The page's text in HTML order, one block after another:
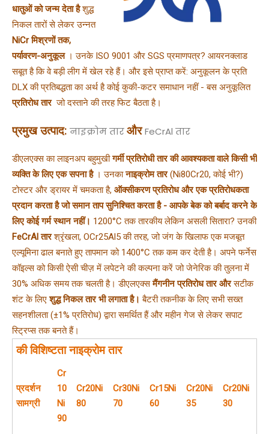
धातुओं को जन्म देता है शुद्ध
निकल तारों से लेकर उन्नत
NiCr मिश्रणों तक,
पर्यावरण-अनुकूल । उनके ISO 9001 और SGS प्रमाणपत्र? आयरनक्लाड
सबूत है कि वे बड़ी लीग में खेल रहे हैं। और इसे प्राप्त करें: अनुकूलन के प्रति
DLX की प्रतिबद्धता का अर्थ है कोई कुकी-कटर समाधान नहीं - बस अनुकूलित
प्रतिरोध तार जो दस्ताने की तरह फिट बैठता है।
प्रमुख उत्पाद: नाइक्रोम तारऔरFeCrAl तार
डीएलएक्स का लाइनअप बहुमुखीगर्मी प्रतिरोधी तार की आवश्यकता वाले किसी भी
व्यक्ति के लिए एक सपना है । उनकानाइक्रोम तार(Ni80Cr20, कोई भी?)
टोस्टर और ड्रायर में चमकता है, ऑक्सीकरण प्रतिरोध और एक प्रतिरोधकता
प्रदान करता है जो समान ताप सुनिश्चित करता है - आपके बेक को बर्बाद करने के
लिए कोई गर्म स्थान नहीं। 1200°C तक तारकीय लेकिन असली सितारा? उनकी
FeCrAl तारश्रृंखला, OCr25Al5 की तरह, जो जंग के खिलाफ एक मजबूत
एल्यूमिना ढाल बनाते हुए तापमान को 1400°C तक कम कर देती है। अपने फर्नेस
कॉइल्स को किसी ऐसी चीज़ में लपेटने की कल्पना करें जो जेनेरिक की तुलना में
30% अधिक समय तक चलती है। डीएलएक्समैंगनीन प्रतिरोध तार औरसटीक
शंट के लिएशुद्ध निकल तार भी लगाता है।बैटरी तकनीक के लिए सभी सख्त
सहनशीलता (±1% प्रतिरोध) द्वारा समर्थित हैं और महीन गेज से लेकर सपाट
स्ट्रिप्स तक बनते हैं।
की विशिष्टतानाइक्रोम तार
प्रदर्शन
सामग्री
Cr
10
Ni
90
Cr20Ni
80
Cr30Ni
70
Cr15Ni
60
Cr20Ni
35
Cr20Ni
30